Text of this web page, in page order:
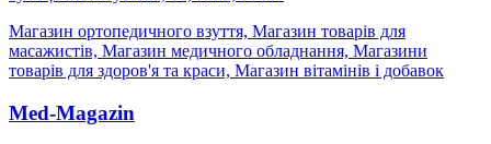
Магазин ортопедичного взуття, Магазин товарів для
масажистів, Магазин медичного обладнання, Магазини
товарів для здоров'я та краси, Магазин вітамінів і добавок
Med-Magazin